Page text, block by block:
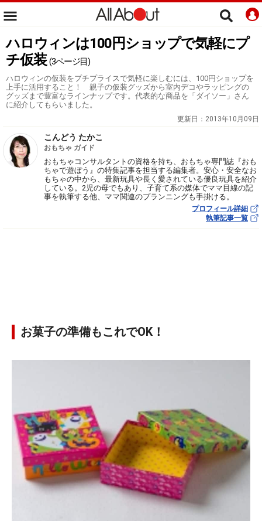
ハロウィンは100円ショップで気軽にプ
チ仮装 (3ページ目)
ハロウィンの仮装をプチプライスで気軽に楽しむには、100円ショップを
上手に活用すること！ 親子の仮装グッズから室内デコやラッピングの
グッズまで豊富なラインナップです。代表的な商品を「ダイソー」さん
に紹介してもらいました。
更新日： 2013年10月09日
こんどう たかこ
おもちゃ ガイド
おもちゃコンサルタントの資格を持ち、おもちゃ専門誌『おも
ちゃで遊ぼう』の特集記事を担当する編集者。安心・安全なお
もちゃの中から、最新玩具や長く愛されている優良玩具を紹介
している。2児の母でもあり、子育て系の媒体でママ目線の記
事を執筆する他、ママ関連のプランニングも手掛ける。
プロフィール詳細
執筆記事一覧
お菓子の準備もこれでOK！